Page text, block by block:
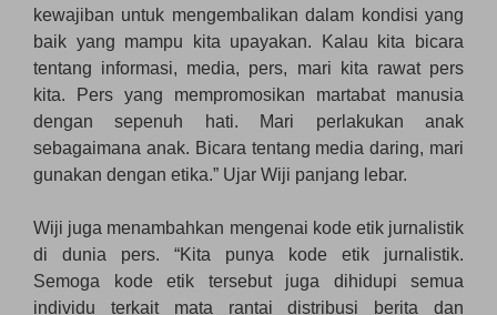
kewajiban untuk mengembalikan dalam kondisi yang
baik yang mampu kita upayakan. Kalau kita bicara
tentang informasi, media, pers, mari kita rawat pers
kita. Pers yang mempromosikan martabat manusia
dengan sepenuh hati. Mari perlakukan anak
sebagaimana anak. Bicara tentang media daring, mari
gunakan dengan etika.” Ujar Wiji panjang lebar.
Wiji juga menambahkan mengenai kode etik jurnalistik
di dunia pers. “Kita punya kode etik jurnalistik.
Semoga kode etik tersebut juga dihidupi semua
individu terkait mata rantai distribusi berita dan